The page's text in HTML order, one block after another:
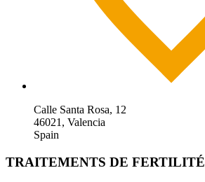
Calle Santa Rosa, 12
46021, Valencia
Spain
TRAITEMENTS DE FERTILITÉ